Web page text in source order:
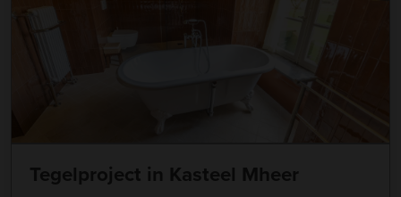
Tegelproject in Kasteel Mheer